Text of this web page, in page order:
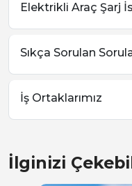
Elektrikli Araç Şarj
Sıkça Sorulan
İş Ortaklarımız
İlginizi